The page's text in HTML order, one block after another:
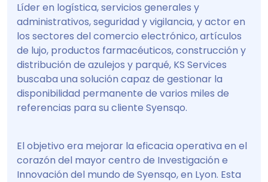
Líder en logística, servicios generales y
administrativos, seguridad y vigilancia, y actor en
los sectores del comercio electrónico, artículos
de lujo, productos farmacéuticos, construcción y
distribución de azulejos y parqué, KS Services
buscaba una solución capaz de gestionar la
disponibilidad permanente de varios miles de
referencias para su cliente Syensqo.
El objetivo era mejorar la eficacia operativa en el
corazón del mayor centro de Investigación e
Innovación del mundo de Syensqo, en Lyon. Esta